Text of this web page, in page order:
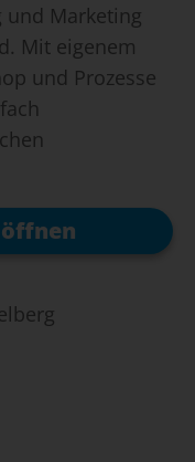
und Marketing
Mit eigenem
und Prozesse